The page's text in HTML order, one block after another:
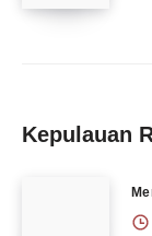
Kepulauan